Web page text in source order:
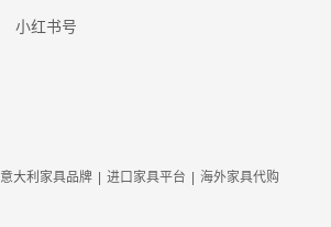
小红书号
意大利家具品牌 进口家具平台 海外家具代购